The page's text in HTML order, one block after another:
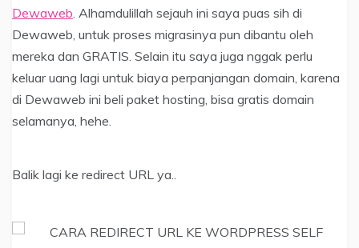
Dewaweb . Alhamdulillah sejauh ini saya puas sih di
Dewaweb, untuk proses migrasinya pun dibantu oleh
mereka dan GRATIS. Selain itu saya juga nggak perlu
keluar uang lagi untuk biaya perpanjangan domain, karena
di Dewaweb ini beli paket hosting, bisa gratis domain
selamanya, hehe.
Balik lagi ke redirect URL ya..